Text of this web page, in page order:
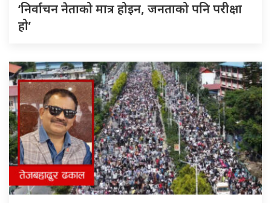
‘निर्वाचन नेताको मात्र होइन, जनताको पनि परीक्षा
हो’